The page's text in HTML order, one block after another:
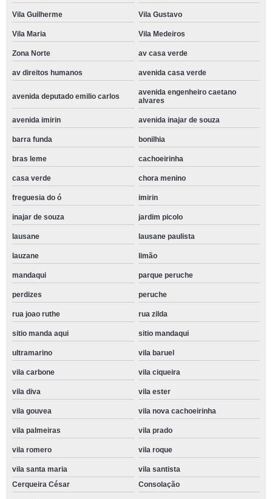
Vila Guilherme Vila Gustavo
Vila Maria Vila Medeiros
Zona Norte av casa verde
av direitos humanos avenida casa verde
avenida deputado emilio carlos
avenida engenheiro caetano
alvares
avenida imirin avenida inajar de souza
barra funda bonilhia
bras leme cachoeirinha
casa verde chora menino
freguesia do ó imirin
inajar de souza jardim picolo
lausane lausane paulista
lauzane limão
mandaqui parque peruche
perdizes peruche
rua joao ruthe rua zilda
sitio manda aqui sitio mandaqui
ultramarino vila baruel
vila carbone vila ciqueira
vila diva vila ester
vila gouvea vila nova cachoeirinha
vila palmeiras vila prado
vila romero vila roque
vila santa maria
vila santista
Cerqueira César
Consolação